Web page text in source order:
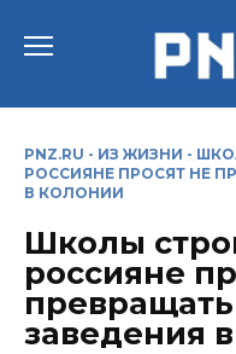
PNZ.RU - ИЗ ЖИЗНИ -
РОССИЯНЕ ПРОСЯТ НЕ
В КОЛОНИИ
Школы
россияне
заведения